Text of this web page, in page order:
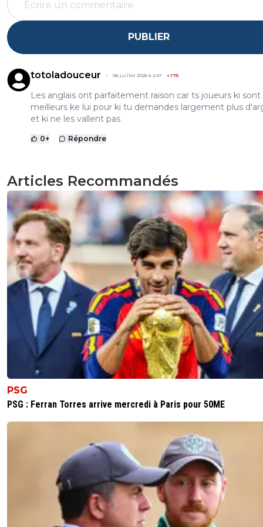
PUBLIER
totoladouceur 06 juillet 2026 à 2:47 +175
Les anglais ont parfaitement raison car ts joueurs ki sont
meilleurs ke lui pour ki tu demandes largement plus
et ki ne les vallent pas
0+ Répondre
Articles Recommandés
PSG
PSG : Ferran Torres arrive mercredi à Paris pour 50ME